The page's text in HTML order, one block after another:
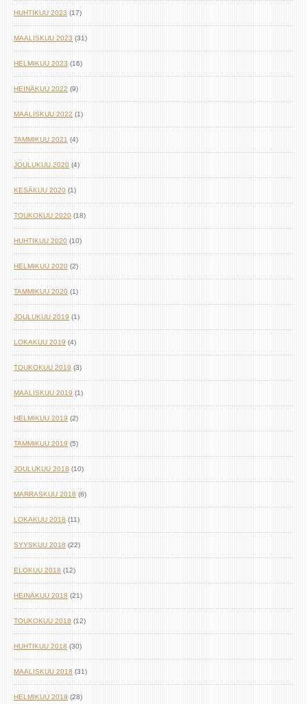
HUHTIKUU 2023 (17)
MAALISKUU 2023 (31)
HELMIKUU 2023 (16)
HEINÄKUU 2022 (9)
MAALISKUU 2022 (1)
TAMMIKUU 2021 (4)
JOULUKUU 2020 (4)
KESÄKUU 2020 (1)
TOUKOKUU 2020 (18)
HUHTIKUU 2020 (10)
HELMIKUU 2020 (2)
TAMMIKUU 2020 (1)
JOULUKUU 2019 (1)
LOKAKUU 2019 (4)
TOUKOKUU 2019 (3)
MAALISKUU 2019 (1)
HELMIKUU 2019 (2)
TAMMIKUU 2019 (5)
JOULUKUU 2018 (10)
MARRASKUU 2018 (6)
LOKAKUU 2018 (11)
SYYSKUU 2018 (22)
ELOKUU 2018 (12)
HEINÄKUU 2018 (21)
TOUKOKUU 2018 (12)
HUHTIKUU 2018 (30)
MAALISKUU 2018 (31)
HELMIKUU 2018 (28)